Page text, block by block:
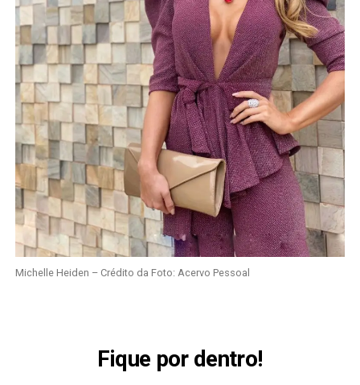
Michelle Heiden – Crédito da Foto: Acervo Pessoal
Fique por dentro!